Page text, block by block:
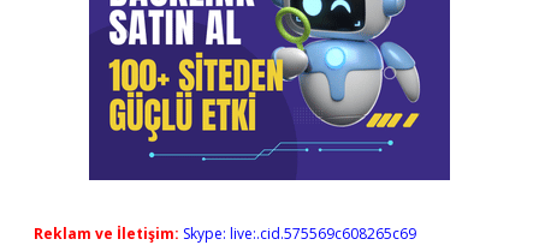
Reklam ve İletişim: Skype: live:.cid.575569c608265c69